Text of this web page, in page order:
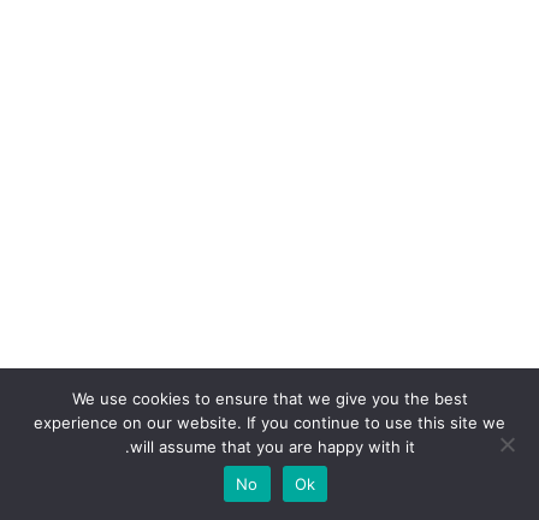
We use cookies to ensure that we give you the best
experience on our website. If you continue to use this site we
will assume that you are happy with it.
Ok
No